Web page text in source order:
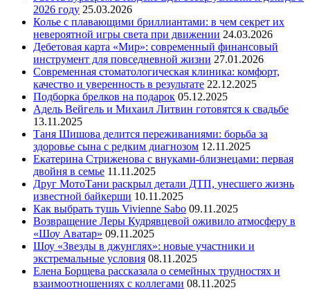
2026 году 25.03.2026
Колье с плавающими бриллиантами: в чем секрет их
невероятной игры света при движении 24.03.2026
Дебетовая карта «Мир»: современный финансовый
инструмент для повседневной жизни 27.01.2026
Современная стоматологическая клиника: комфорт,
качество и уверенность в результате 22.12.2025
Подборка брелков на подарок 05.12.2025
Адель Вейгель и Михаил Литвин готовятся к свадьбе
13.11.2025
Таня Шишова делится переживаниями: борьба за
здоровье сына с редким диагнозом 12.11.2025
Екатерина Стриженова с внуками-близнецами: первая
двойня в семье 11.11.2025
Друг МотоТани раскрыл детали ДТП, унесшего жизнь
известной байкерши 10.11.2025
Как выбрать тушь Vivienne Sabo 09.11.2025
Возвращение Леры Кудрявцевой оживило атмосферу в
«Шоу Аватар» 09.11.2025
Шоу «Звезды в джунглях»: новые участники и
экстремальные условия 08.11.2025
Елена Борщева рассказала о семейных трудностях и
взаимоотношениях с коллегами 08.11.2025